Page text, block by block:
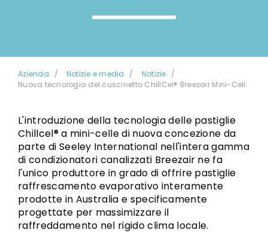
Azienda Notizie e media
Notizie
Nuova tecnologia del cuscinetto ChillCel® Breezair Mini-Cell
L'introduzione della tecnologia delle pastiglie
Chillcel® a mini-celle di nuova concezione da
parte di Seeley International nell'intera gamma
di condizionatori canalizzati Breezair ne fa
l'unico produttore in grado di offrire pastiglie
raffrescamento evaporativo interamente
prodotte in Australia e specificamente
progettate per massimizzare il
raffreddamento nel rigido clima locale.